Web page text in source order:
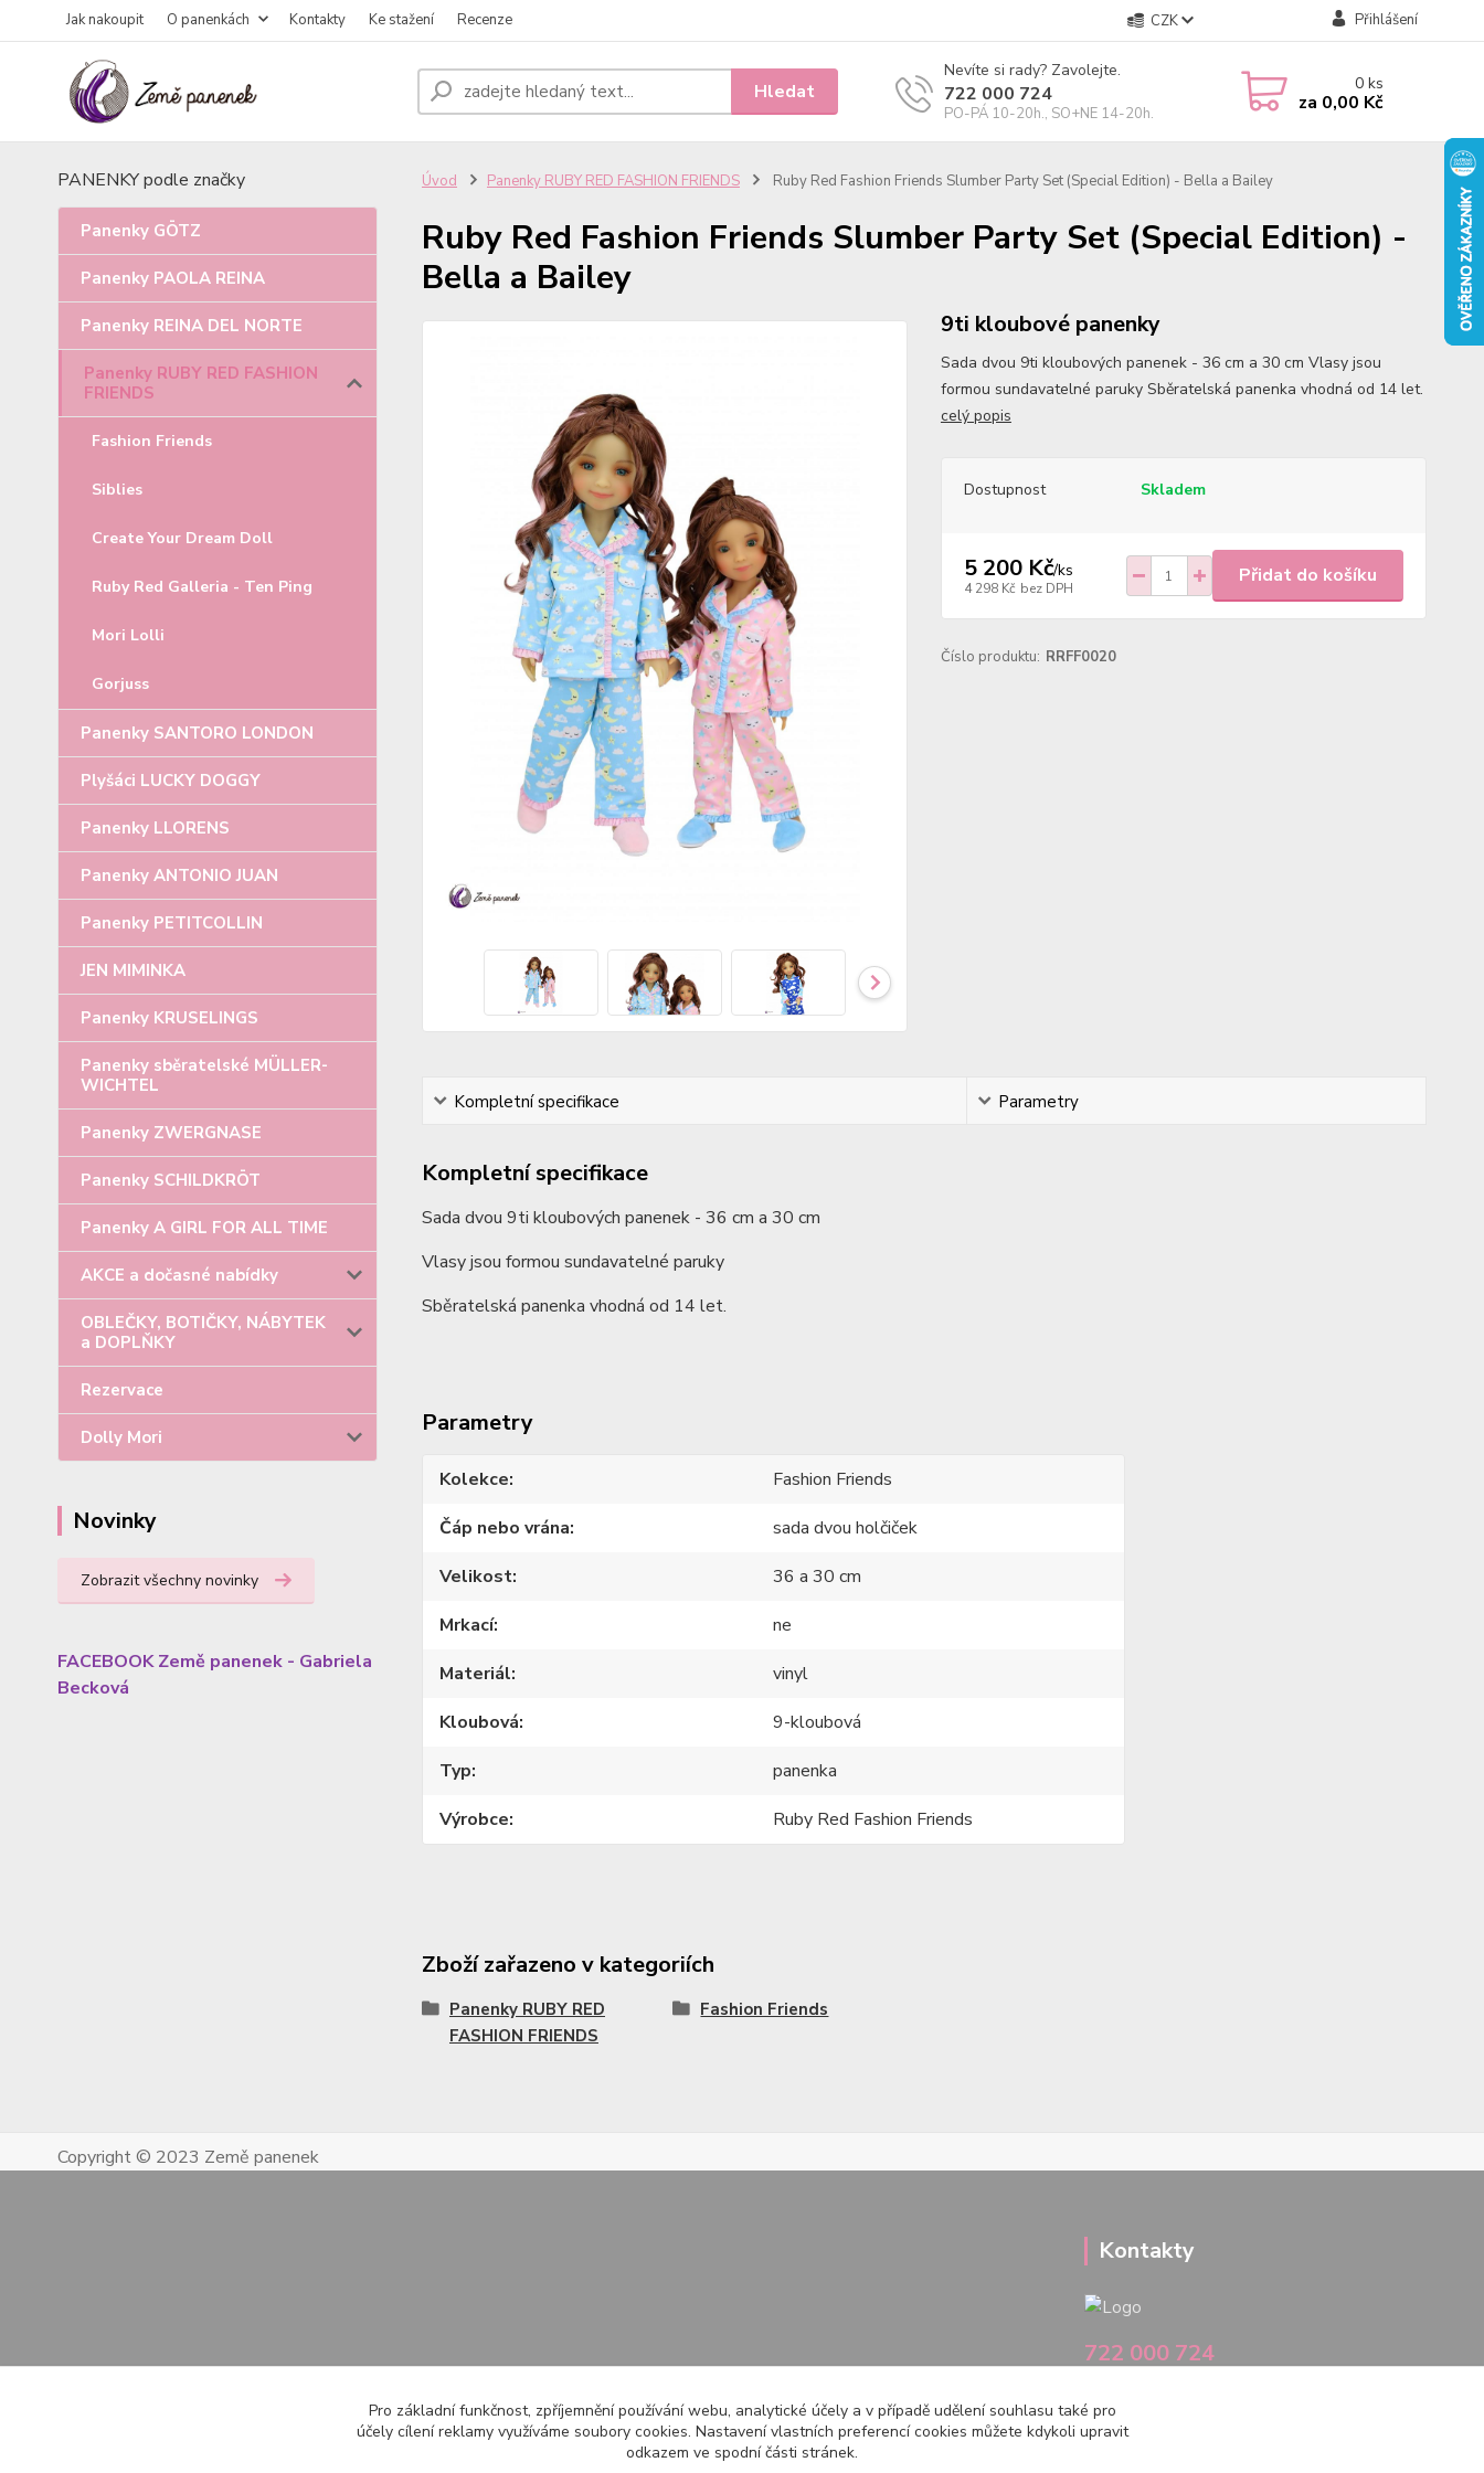
Jak nakoupit O panenkách Kontakty Ke stažení Recenze CZK Přihlášení
Hledat
Nevíte si rady? Zavolejte.
722 000 724
PO-PÁ 10-20h., SO+NE 14-20h.
0ks
za 0,00 Kč
PANENKY podle značky
Panenky GÖTZ
Panenky PAOLA REINA
Panenky REINA DEL NORTE
Panenky RUBY RED FASHION
FRIENDS
Fashion Friends
Siblies
Create Your Dream Doll
Ruby Red Galleria - Ten Ping
Mori Lolli
Gorjuss
Panenky SANTORO LONDON
Plyšáci LUCKY DOGGY
Panenky LLORENS
Panenky ANTONIO JUAN
Panenky PETITCOLLIN
JEN MIMINKA
Panenky KRUSELINGS
Panenky sběratelské MÜLLER-
WICHTEL
Panenky ZWERGNASE
Panenky SCHILDKRÖT
Panenky A GIRL FOR ALL TIME
AKCE a dočasné nabídky
OBLEČKY, BOTIČKY, NÁBYTEK
a DOPLŇKY
Rezervace
Dolly Mori
Novinky
Zobrazit všechny novinky
FACEBOOK Země panenek - Gabriela
Becková
Úvod Panenky RUBY RED FASHION FRIENDS Ruby Red Fashion Friends Slumber Party Set (Special Edition) - Bella a Bailey
Ruby Red Fashion Friends Slumber Party Set (Special Edition) -
Bella a Bailey
9ti kloubové panenky
Sada dvou 9ti kloubových panenek - 36 cm a 30 cm Vlasy jsou
formou sundavatelné paruky Sběratelská panenka vhodná od 14 let.
celý popis
Dostupnost Skladem
5 200 Kč/ks
4 298 Kč bez DPH
Přidat do košíku
Číslo produktu: RRFF0020
Kompletní specifikace Parametry
Kompletní specifikace
Sada dvou 9ti kloubových panenek - 36 cm a 30 cm
Vlasy jsou formou sundavatelné paruky
Sběratelská panenka vhodná od 14 let.
Parametry
Kolekce
Fashion Friends
Čáp nebo vrána
sada dvou holčiček
Velikost
36 a 30 cm
Mrkací
ne
Materiál
vinyl
Kloubová
9-kloubová
Typ
panenka
Výrobce
Ruby Red Fashion Friends
Zboží zařazeno v kategoriích
Panenky RUBY RED
FASHION FRIENDS
Fashion Friends
Copyright © 2023 Země panenek
Kontakty
722 000 724
zemepanenek@gmail.com
Pro základní funkčnost, zpříjemnění používání webu, analytické účely a v případě udělení souhlasu také pro
účely cílení reklamy využíváme soubory cookies. Nastavení vlastních preferencí cookies můžete kdykoli upravit
odkazem ve spodní části stránek.